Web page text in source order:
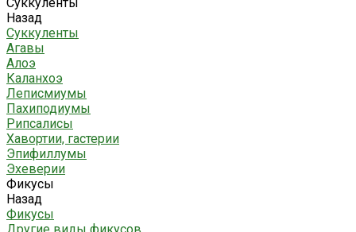
Назад
Суккуленты
Агавы
Алоэ
Каланхоэ
Леписмиумы
Пахиподиумы
Рипсалисы
Хавортии, гастерии
Эпифиллумы
Эхеверии
Фикусы
Назад
Фикусы